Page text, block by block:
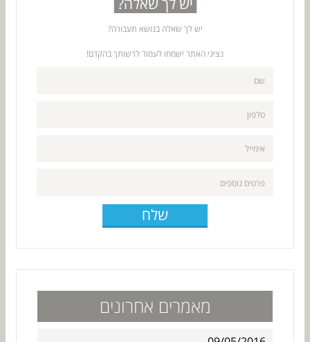
יש לך שאלה בנושא תעבורה?
נציגי האתר ישמחו לעמוד לרשותך בהקדם!
שלח
מאמרים אחרונים